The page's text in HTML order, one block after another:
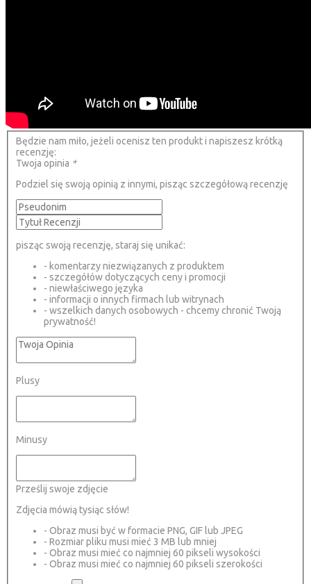
Będzie nam miło, jeżeli ocenisz ten produkt i napiszesz krótką
recenzję:
Twoja opinia *
Podziel się swoją opinią z innymi, pisząc szczegółową recenzję
pisząc swoją recenzję, staraj się unikać:
- komentarzy niezwiązanych z produktem
- szczegółów dotyczących ceny i promocji
- niewłaściwego języka
- informacji o innych firmach lub witrynach
- wszelkich danych osobowych - chcemy chronić Twoją
prywatność!
Plusy
Minusy
Prześlij swoje zdjęcie
Zdjęcia mówią tysiąc słów!
- Obraz musi być w formacie PNG, GIF lub JPEG
- Rozmiar pliku musi mieć 3 MB lub mniej
- Obraz musi mieć co najmniej 60 pikseli wysokości
- Obraz musi mieć co najmniej 60 pikseli szerokości